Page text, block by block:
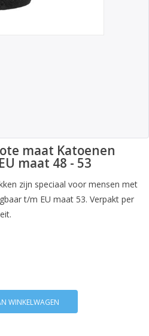
maat Katoenen
maat 48 - 53
zijn speciaal voor mensen met
t/m EU maat 53. Verpakt per
WINKELWAGEN